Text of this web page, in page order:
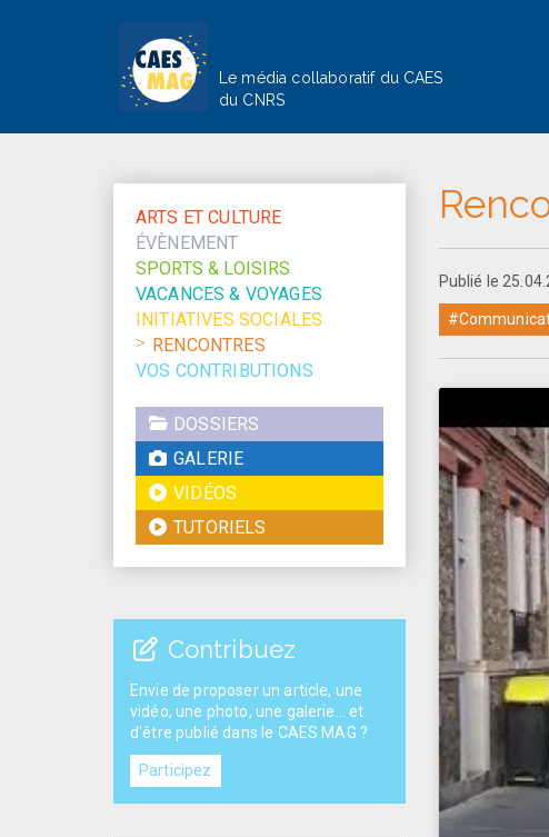
Le média collaboratif du CAES
du CNRS
Publié le
ARTS ET CULTURE
ÉVÈNEMENT
SPORTS & LOISIRS
VACANCES & VOYAGES
INITIATIVES SOCIALES
RENCONTRES
VOS CONTRIBUTIONS
DOSSIERS
GALERIE
VIDÉOS
TUTORIELS
Contribuez
Envie de proposer un article, une
vidéo, une photo, une galerie... et
d'être publié dans le CAES MAG ?
Participez